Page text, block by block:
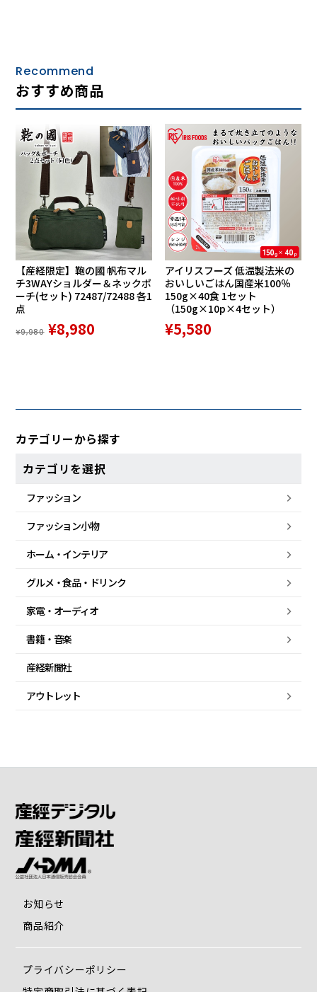
カテゴリーから探す
カテゴリを選択
ファッション
ファッション小物
ホーム・ インテリア
グルメ・食品・ ドリンク
家電・ オーディオ
書籍・音楽
産経新聞社
アウトレット
Recommend
おすすめ商品
【産経限定】鞄の國 帆布マル
チ3WAYショルダー＆ネックポ
ーチ(セット) 72487/72488 各1
点
¥9,980 ¥8,980
アイリスフーズ 低温製法米の
おいしいごはん国産米100％
150g×40食 1セット
（150g×10p×4セット）
¥5,580
お知らせ
商品紹介
プライバシーポリシー